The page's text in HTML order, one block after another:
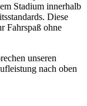
Stadium innerhalb
Diese
Fahrspaß ohne
unseren
nach oben